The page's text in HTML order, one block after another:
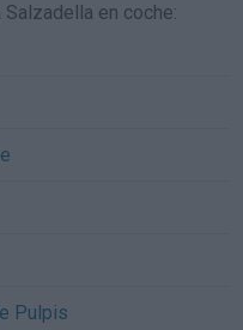
en coche:
Pulpis